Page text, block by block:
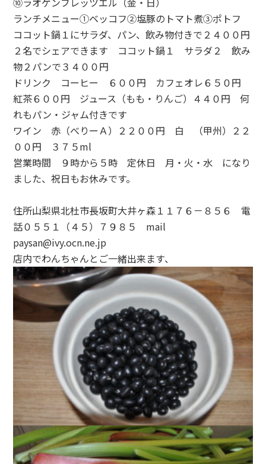
ランチメニュー①ベッコフ②塩豚のトマト煮③ポトフ
ココット鍋１にサラダ、パン、飲み物付きで２４００円
２名でシェアできます ココット鍋１ サラダ２ 飲み
物２パンで３４００円
ドリンク コーヒー ６００円 カフェオレ６５０円
紅茶６００円 ジュース（もも・りんご）４４０円 何
れもパン・ジャム付きです
ワイン 赤（べりーＡ）２２００円 白 （甲州）２２
００円 ３７５ml
営業時間 ９時から５時 定休日 月・火・水 になり
ました、祝日もお休みです。
住所山梨県北杜市長坂町大井ヶ森１１７６－８５６ 電
話０５５１（４５）７９８５ mail
paysan@ivy.ocn.ne.jp
店内でわんちゃんとご一緒出来ます、